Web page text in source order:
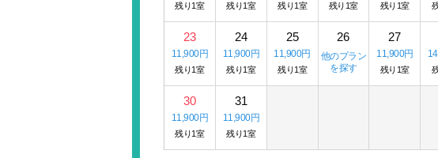
残り1室 残り1室 残り1室 残り1室 残り1室
23
11,900円
残り1室
24
11,900円
残り1室
25
11,900円
残り1室
26
他のプラン
を探す
27
11,900円
残り1室
30
11,900円
残り1室
31
11,900円
残り1室